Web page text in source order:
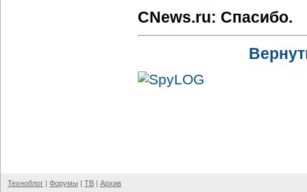
CNews.ru: Спасибо.
Техноблог | Форумы | ТВ | Архив